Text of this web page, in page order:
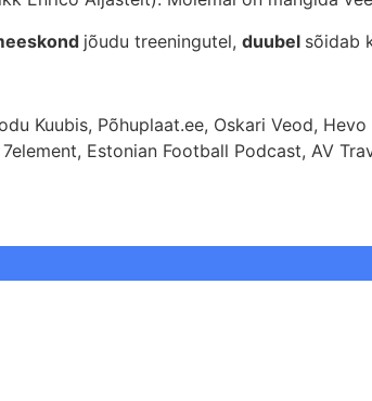
jõudu treeningutel, duubel sõidab
Kuubis, Põhuplaat.ee, Oskari Veod,
Estonian Football Podcast, AV